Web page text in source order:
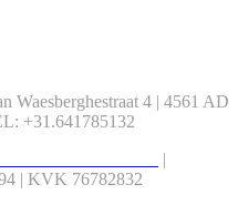
Waesberghestraat 4 | 4561 AD
+31.641785132
|
| KVK 76782832